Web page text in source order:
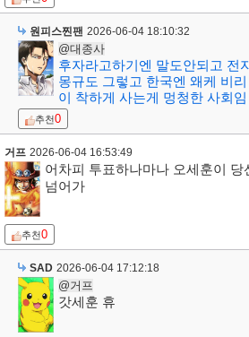
원피스찐팬 2026-06-04 18:10:32
@대종사
후자라고하기엔 말도안되고 전
몽규도 그렇고 한국엔 왜케 비
이 착하게 사는게 멍청한 사회임
추천0
거프 2026-06-04 16:53:49
어차피 투표하나마나 오세훈이
넘어가
추천0
SAD 2026-06-04 17:12:18
@거프
갓세훈 휴